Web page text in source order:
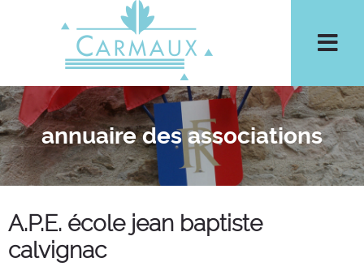
Aller à la recherche
annuaire des associations
A.P.E. école jean baptiste
calvignac